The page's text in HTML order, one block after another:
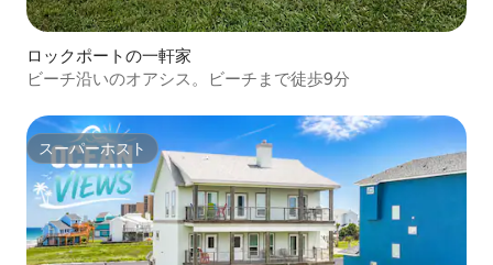
ロックポートの一軒家
ビーチ沿いのオアシス。ビーチまで徒歩9分
スーパーホスト
スーパーホスト